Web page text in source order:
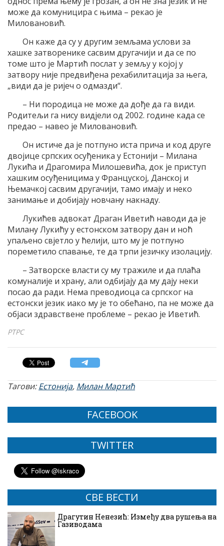
може да комуницира с њима – рекао је
Миловановић.
Он каже да су у другим земљама услови за
хашке затворенике сасвим другачији и да се по
томе што је Мартић послат у земљу у којој у
затвору није предвиђена рехабилитација за њега,
„види да је ријеч о одмазди“.
– Ни породица не може да дође да га види.
Родитељи га нису видјели од 2002. године када се
предао – навео је Миловановић.
Он истиче да је потпуно иста прича и код друге
двојице српских осуђеника у Естонији – Милана
Лукића и Драгомира Милошевића, док је приступ
хашким осуђеницима у Француској, Данској и
Њемачкој сасвим другачији, тамо имају и неко
занимање и добијају новчану накнаду.
Лукићев адвокат Драган Иветић наводи да је
Милану Лукићу у естонском затвору дан и ноћ
упаљено свјетло у ћелији, што му је потпуно
пореметило спавање, те да трпи језичку изолацију.
– Затворске власти су му тражиле и да плаћа
комуналије и храну, али одбијају да му дају неки
посао да ради. Нема преводиоца са српског на
естонски језик иако му је то обећано, па не може да
објаси здравствене проблеме – рекао је Иветић.
РТРС
Тагови:Естонија, Милан Мартић
FACEBOOK
TWITTER
СВЕ ВЕСТИ
Драгутин Ненезић: Између два рушења на
Газиводама